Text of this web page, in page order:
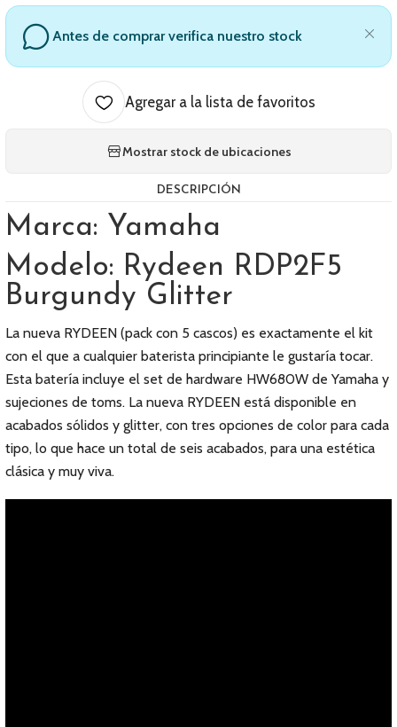
Antes de comprar verifica nuestro stock
Agregar a la lista de favoritos
Mostrar stock de ubicaciones
DESCRIPCIÓN
Marca: Yamaha
Modelo: Rydeen RDP2F5
Burgundy Glitter
La nueva RYDEEN (pack con 5 cascos) es exactamente el kit
con el que a cualquier baterista principiante le gustaría tocar.
Esta batería incluye el set de hardware HW680W de Yamaha y
sujeciones de toms. La nueva RYDEEN está disponible en
acabados sólidos y glitter, con tres opciones de color para cada
tipo, lo que hace un total de seis acabados, para una estética
clásica y muy viva.